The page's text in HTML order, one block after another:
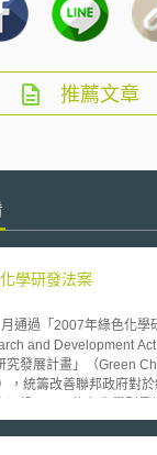
推薦文章
學研發法案
過「2007年綠色化學
and Development
究發展計畫」（Green
，統籌改善聯邦政府對
能減少使用或產生毒性